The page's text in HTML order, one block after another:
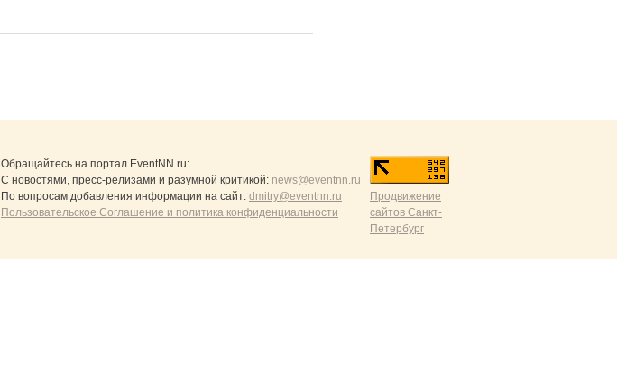
Обращайтесь на портал EventNN.ru:
С новостями, пресс-релизами и разумной критикой: news@eventnn.ru
По вопросам добавления информации на сайт: dmitry@eventnn.ru
Пользовательское Соглашение и политика конфиденциальности
Продвижение
сайтов Санкт-
Петербург